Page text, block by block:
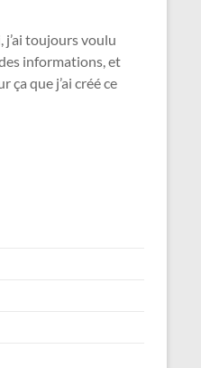
j’ai toujours voulu
informations, et
ça que j’ai créé ce